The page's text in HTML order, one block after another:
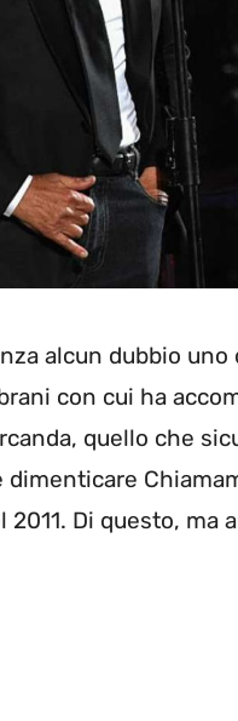
alcun dubbio
con cui ha
quello che
2011. Di questo, ma